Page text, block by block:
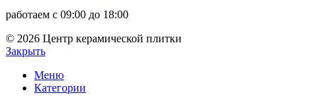
работаем с 09:00 до 18:00
© 2026 Центр керамической плитки
Закрыть
Меню
Категории